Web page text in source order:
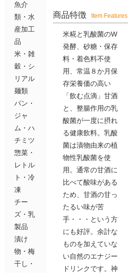
商品特徴 Item Features
米糀と乳酸菌のW
発酵、砂糖・保存
料・着色料不使
用、常温８か月保
存栄養価の高い
「飲む点滴」甘酒
と、整腸作用の乳
酸菌が一度に摂れ
る健康飲料。乳酸
菌は漬物由来の植
物性乳酸菌を使
用。通常の甘酒に
比べて酸味がある
ため、甘酒の甘っ
たるい味が苦
手・・・という方
にも好評。余計な
ものを加えていな
い自然のエナジー
ドリンクです。神
魚介
類・水
産加工
品
米・雑
穀・シ
リアル
麺類
パン・
ジャ
ム・ハ
チミツ
惣菜・
レトル
ト・冷
凍
チー
ズ・乳
製品
漬け
物・梅
干し・